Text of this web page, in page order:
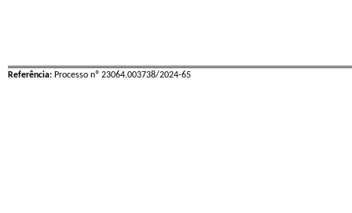
Referência: Processo nº 23064.003738/2024-65